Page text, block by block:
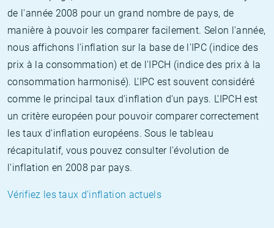
de l'année 2008 pour un grand nombre de pays, de
manière à pouvoir les comparer facilement. Selon l'année,
nous affichons l'inflation sur la base de l'IPC (indice des
prix à la consommation) et de l'IPCH (indice des prix à la
consommation harmonisé). L'IPC est souvent considéré
comme le principal taux d'inflation d'un pays. L'IPCH est
un critère européen pour pouvoir comparer correctement
les taux d'inflation européens. Sous le tableau
récapitulatif, vous pouvez consulter l'évolution de
l'inflation en 2008 par pays.
Vérifiez les taux d'inflation actuels